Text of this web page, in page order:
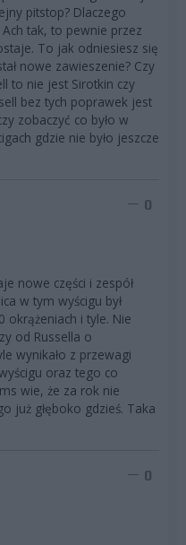
pitstop? Dlaczego
tak, to pewnie przez
To jak odniesiesz się
nowe zawieszenie? Czy
to nie jest Sirotkin czy
bez tych poprawek jest
zobaczyć co było w
gdzie nie było jeszcze
0
nowe części i zespół
w tym wyścigu był
i tyle. Nie
od Russella o
wynikało z przewagi
oraz tego co
wie, że za rok nie
już głęboko gdzieś. Taka
0